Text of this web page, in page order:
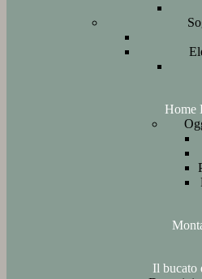
Home
Il bucato